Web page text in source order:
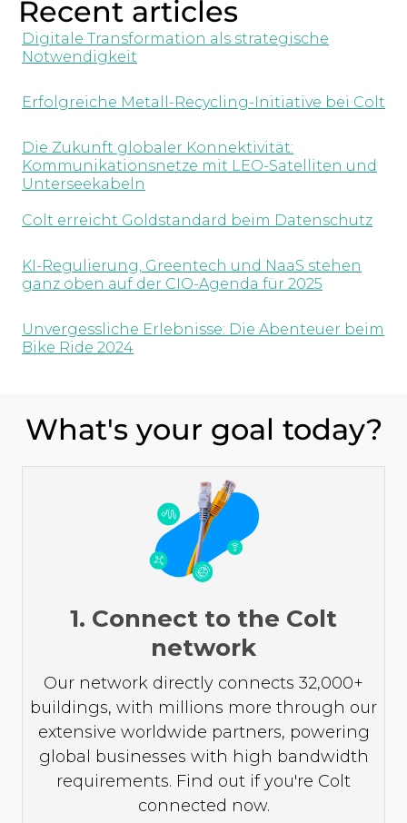
Recent articles
Digitale Transformation als strategische
Notwendigkeit
Erfolgreiche Metall-Recycling-Initiative bei Colt
Die Zukunft globaler Konnektivität:
Kommunikationsnetze mit LEO-Satelliten und
Unterseekabeln
Colt erreicht Goldstandard beim Datenschutz
KI-Regulierung, Greentech und NaaS stehen
ganz oben auf der CIO-Agenda für 2025
Unvergessliche Erlebnisse: Die Abenteuer beim
Bike Ride 2024
What's your goal today?
1. Connect to the Colt
network
Our network directly connects 32,000+
buildings, with millions more through our
extensive worldwide partners, powering
global businesses with high bandwidth
requirements. Find out if you're Colt
connected now.